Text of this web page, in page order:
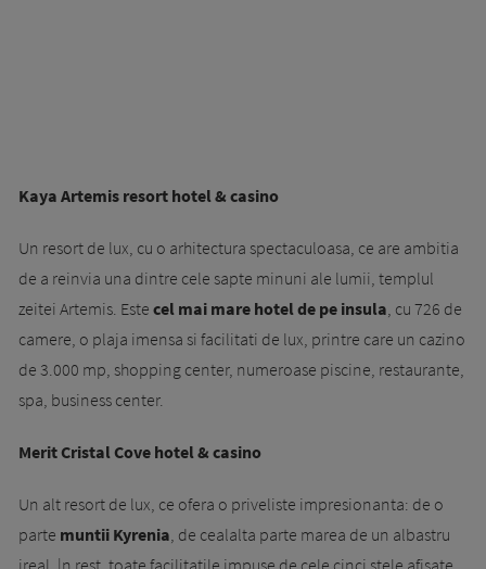
Kaya Artemis resort hotel & casino
Un resort de lux, cu o arhitectura spectaculoasa, ce are ambitia
de a reinvia una dintre cele sapte minuni ale lumii, templul
zeitei Artemis. Este cel mai mare hotel de pe insula , cu 726 de
ca­mere, o plaja imensa si facilitati de lux, printre care un cazino
de 3.000 mp, shopping center, numeroase piscine, restaurante,
spa, business center.
Merit Cristal Cove hotel & casino
Un alt resort de lux, ce ofera o priveliste impresionanta: de o
parte muntii Kyrenia , de cealalta parte marea de un albastru
ireal. |n rest, toate facilitatile impuse de cele cinci stele afisate.